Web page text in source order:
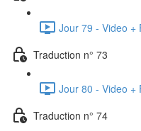
Jour 79 - Video +
Traduction n° 73
Jour 80 - Video +
Traduction n° 74